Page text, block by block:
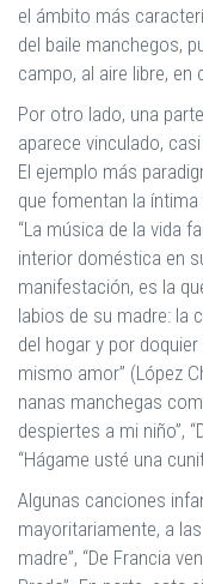
el ámbito más
del baile manchegos,
campo, al aire libre, en
Por otro lado, una
aparece vinculado,
El ejemplo más
que fomentan la
“La música de la vida
interior doméstica en
manifestación, es la
labios de su madre: la
del hogar y por
mismo amor” (López
nanas manchegas
despiertes a mi niño”,
“Hágame usté una
Algunas canciones
mayoritariamente, a
madre”, “De Francia